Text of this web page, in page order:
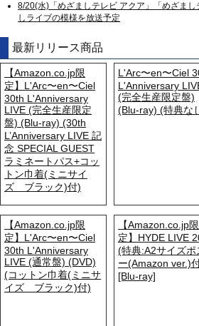
8/20(水)「めざましテレビ アクア」「めざまし
しライブの模様を放送予定
最新リリース商品
【Amazon.co.jp限
定】L'Arc〜en〜Ciel
30th L'Anniversary
LIVE (完全生産限定
盤) (Blu-ray) (30th
L’Anniversary LIVE 記
念 SPECIAL GUEST
ラミネートパス+コッ
トン巾着(ミニサイ
ズ ブラック)付)
L'Arc〜en〜Ciel
L'Anniversary
(完全生産限定盤)
(Blu-ray) (特典な
【Amazon.co.jp限
定】L'Arc〜en〜Ciel
30th L'Anniversary
LIVE (通常盤) (DVD)
(コットン巾着(ミニサ
イズ ブラック)付)
【Amazon.co.jp限
定】HYDE LIVE
(特典:A2サイズポ
ー(Amazon ver.)
[Blu-ray]